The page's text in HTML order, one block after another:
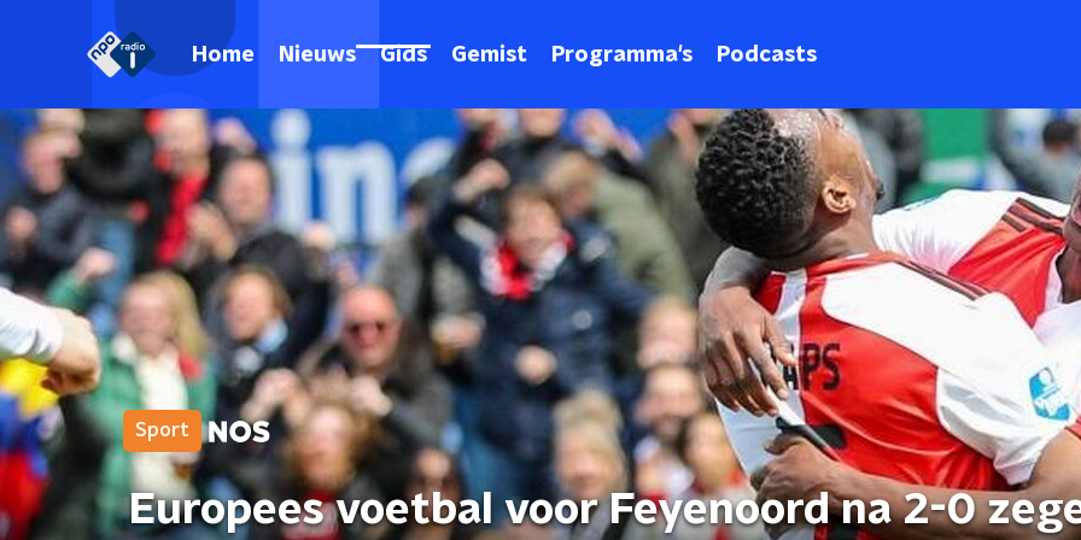
Home Nieuws Gids Gemist Programma's Podcasts
Sport
Europees voetbal voor Feyenoord na 2-0